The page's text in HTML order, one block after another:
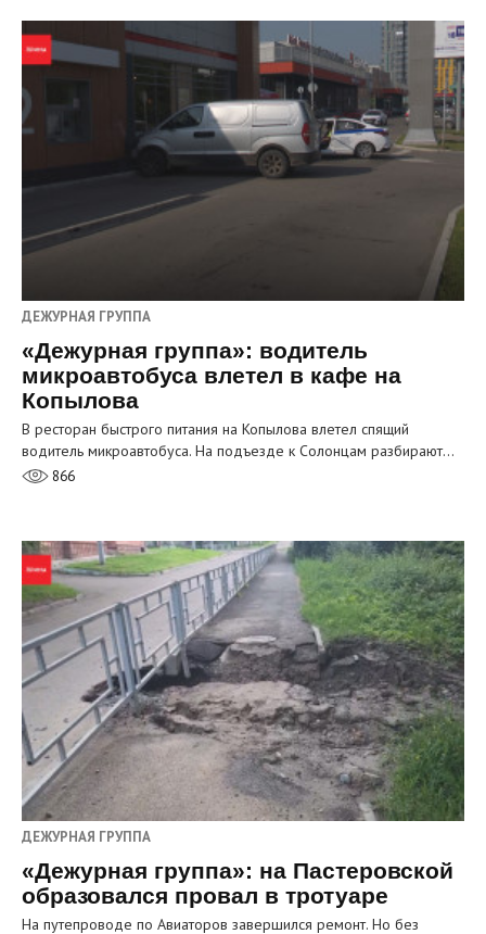
ДЕЖУРНАЯ ГРУППА
«Дежурная группа»: водитель
микроавтобуса влетел в кафе на
Копылова
В ресторан быстрого питания на Копылова влетел спящий
водитель микроавтобуса. На подъезде к Солонцам разбирают…
866
ДЕЖУРНАЯ ГРУППА
«Дежурная группа»: на Пастеровской
образовался провал в тротуаре
На путепроводе по Авиаторов завершился ремонт. Но без